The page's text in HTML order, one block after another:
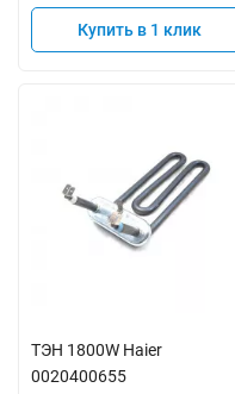
Купить в 1 клик
ТЭН 1800W Haier
0020400655